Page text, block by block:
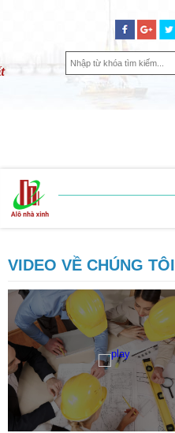
VIDEO VỀ CHÚNG TÔI